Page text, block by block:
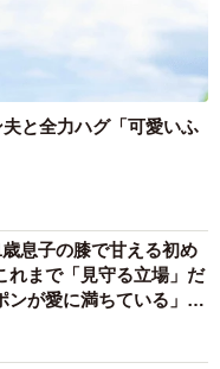
と全力ハグ「可愛いふ
息子の膝で甘える初め
まで「見守る立場」だ
が愛に満ちている」